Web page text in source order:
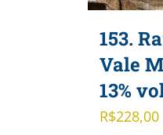
153.
Vale
13%
R$228,00